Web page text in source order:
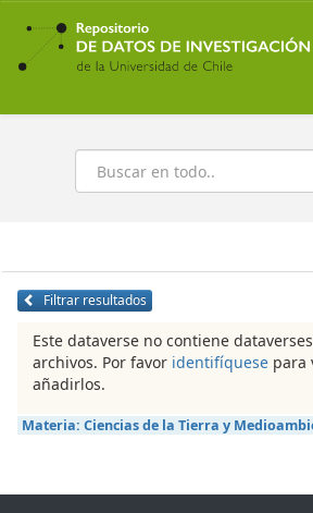
Ir
contenido
principal
Buscar
Filtrar resultados
Este dataverse no contiene
archivos. Por favor identifíquese para
añadirlos.
Materia: Ciencias de la Tierra y